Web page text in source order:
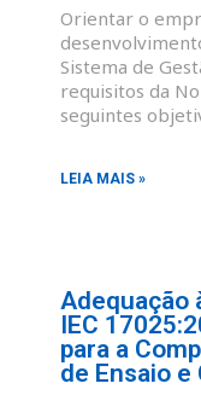
Orientar o
Sistema de
requisitos da
seguintes
LEIA MAIS »
Adequação
IEC
para a
de Ensaio e